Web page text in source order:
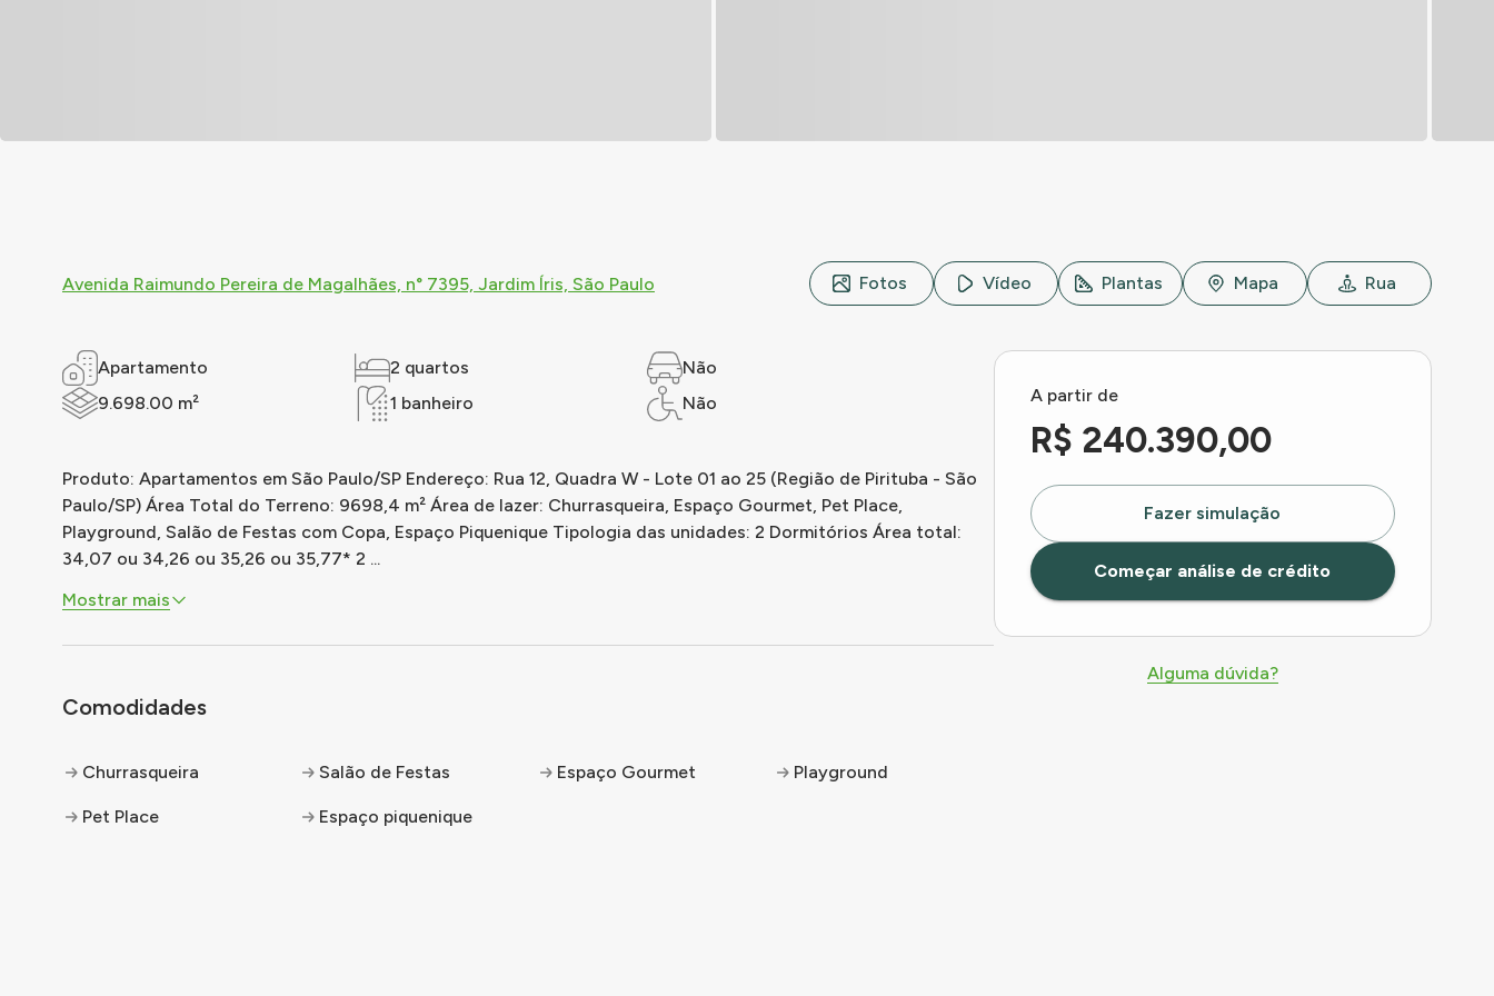
Avenida Raimundo Pereira de Magalhães, n° 7395, Jardim Íris, São Paulo Fotos Vídeo Plantas Mapa Rua
Apartamento 2 quartos
Não
9.698.00 m²
1 banheiro Não
Produto: Apartamentos em São Paulo/SP Endereço: Rua 12, Quadra W - Lote 01 ao 25 (Região de Pirituba - São
Paulo/SP) Área Total do Terreno: 9698,4 m² Área de lazer: Churrasqueira, Espaço Gourmet, Pet Place,
Playground, Salão de Festas com Copa, Espaço Piquenique Tipologia das unidades: 2 Dormitórios Área total:
34,07 ou 34,26 ou 35,26 ou 35,77* 2 ...
Mostrar mais
Comodidades
Churrasqueira Salão de Festas Espaço Gourmet Playground
Pet Place Espaço piquenique
A partir de
R$ 240.390,00
Fazer simulação
Começar análise de crédito
Alguma dúvida?